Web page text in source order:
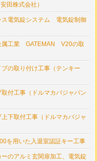
田株式会社）
電気錠システム 電気錠制御
属工業 GATEMAN V20の取
の取り付け工事（テンキー
付工事（ドルマカバジャパン
下取付工事（ドルマカバジャ
を用いた入退室認証キー工事
のアルミ玄関扉加工、電気錠